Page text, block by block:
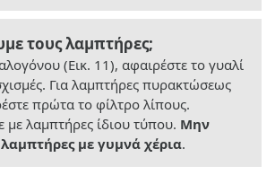
τους λαμπτήρες;
(Εικ. 11), αφαιρέστε το γυαλί
Για λαμπτήρες πυρακτώσεως
πρώτα το φίλτρο λίπους.
με λαμπτήρες ίδιου τύπου. Μην
λαμπτήρες με γυμνά χέρια.